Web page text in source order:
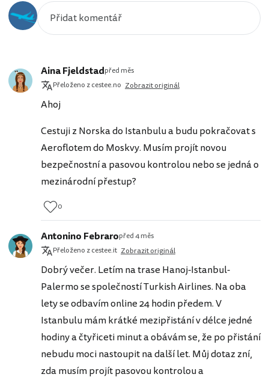
Aina Fjeldstadpřed měs
Přeloženo z cestee.no Zobrazit originál
Ahoj
Cestuji z Norska do Istanbulu a budu pokračovat s
Aeroflotem do Moskvy. Musím projít novou
bezpečnostní a pasovou kontrolou nebo se jedná o
mezinárodní přestup?
0
Antonino Febraropřed 4 měs
Přeloženo z cestee.it Zobrazit originál
Dobrý večer. Letím na trase Hanoj-Istanbul-
Palermo se společností Turkish Airlines. Na oba
lety se odbavím online 24 hodin předem. V
Istanbulu mám krátké mezipřistání v délce jedné
hodiny a čtyřiceti minut a obávám se, že po přistání
nebudu moci nastoupit na další let. Můj dotaz zní,
zda musím projít pasovou kontrolou a